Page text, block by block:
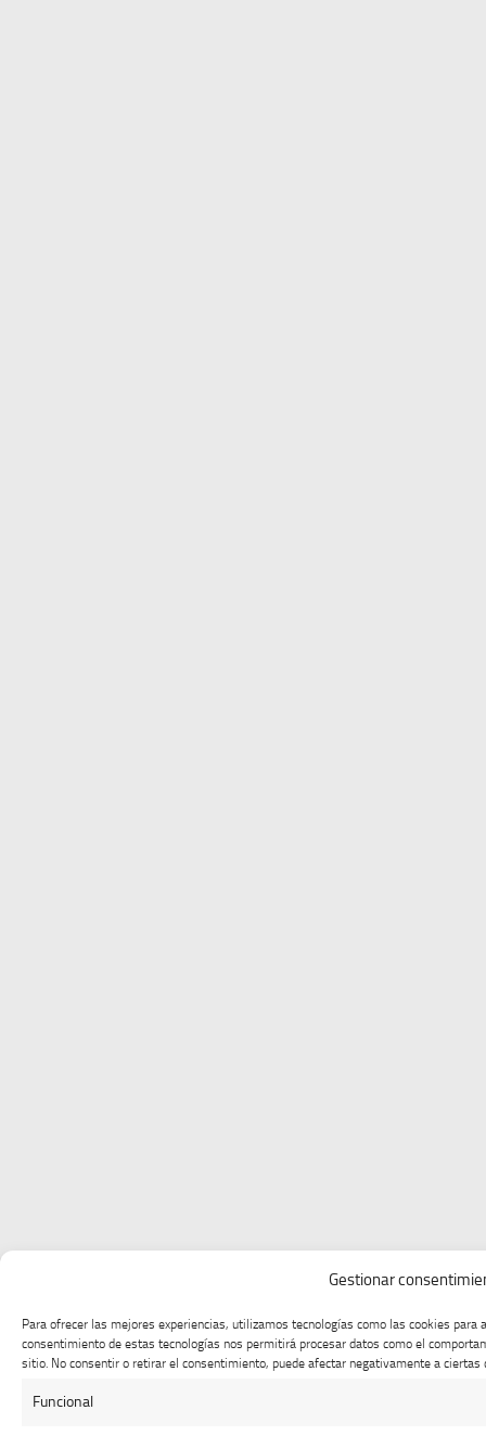
Gestionar
Para ofrecer las mejores experiencias, utilizamos tecnologías como las cookies
consentimiento de estas tecnologías nos permitirá procesar datos como el
sitio. No consentir o retirar el consentimiento, puede afectar negativamente a ciertas
Funcional